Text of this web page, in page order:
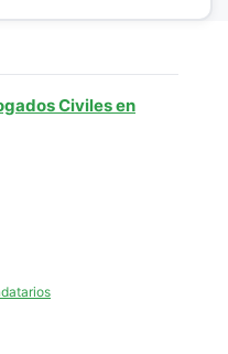
Civiles en